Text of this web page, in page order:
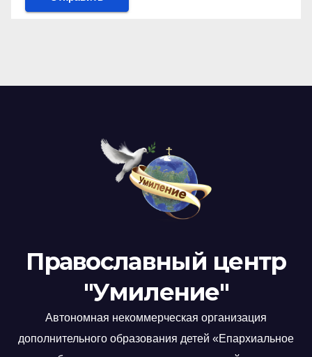
Православный центр
"Умиление"
Автономная некоммерческая организация
дополнительного образования детей «Епархиальное